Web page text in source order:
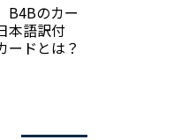
B4Bのカー
本語訳付
ードとは？